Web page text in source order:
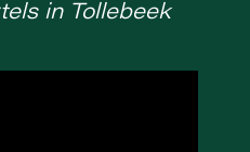
in Tollebeek